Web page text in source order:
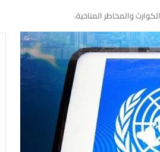
والمخاطر المناخية،